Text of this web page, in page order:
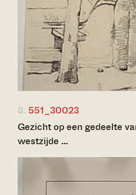
8. 551_30023
Gezicht op een gedeelte
westzijde …